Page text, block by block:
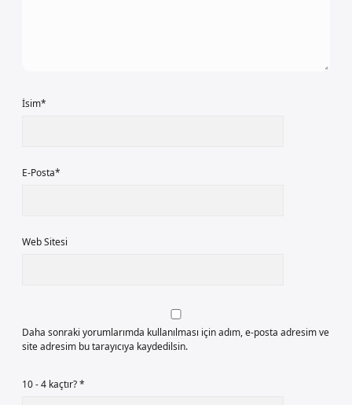
İsim*
E-Posta*
Web Sitesi
Daha sonraki yorumlarımda kullanılması için adım, e-posta adresim ve
site adresim bu tarayıcıya kaydedilsin.
10 - 4 kaçtır?*